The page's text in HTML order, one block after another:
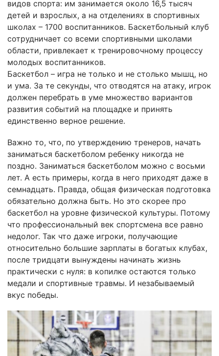
видов спорта: им занимается около 16,5 тысяч
детей и взрослых, а на отделениях в спортивных
школах – 1700 воспитанников. Баскетбольный клуб
сотрудничает со всеми спортивными школами
области, привлекает к тренировочному процессу
молодых воспитанников.
Баскетбол – игра не только и не столько мышц, но
и ума. За те секунды, что отводятся на атаку, игрок
должен перебрать в уме множество вариантов
развития событий на площадке и принять
единственно верное решение.
Важно то, что, по утверждению тренеров, начать
заниматься баскетболом ребенку никогда не
поздно. Заниматься баскетболом можно с восьми
лет. А есть примеры, когда в него приходят даже в
семнадцать. Правда, общая физическая подготовка
обязательно должна быть. Но это скорее про
баскетбол на уровне физической культуры. Потому
что профессиональный век спортсмена все равно
недолог. Так что даже игроки, получающие
относительно большие зарплаты в богатых клубах,
после тридцати вынуждены начинать жизнь
практически с нуля: в копилке остаются только
медали и спортивные травмы. И незабываемый
вкус победы.